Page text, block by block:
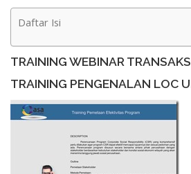
Daftar Isi
TRAINING WEBINAR
TRAINING PENGENALAN LOC